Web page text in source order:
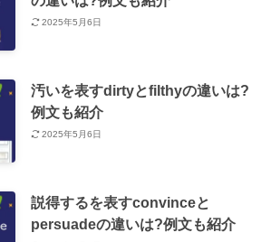
2025年5月6日
汚いを表すdirtyとfilthyの違いは?
例文も紹介
2025年5月6日
説得するを表すconvinceと
persuadeの違いは?例文も紹介